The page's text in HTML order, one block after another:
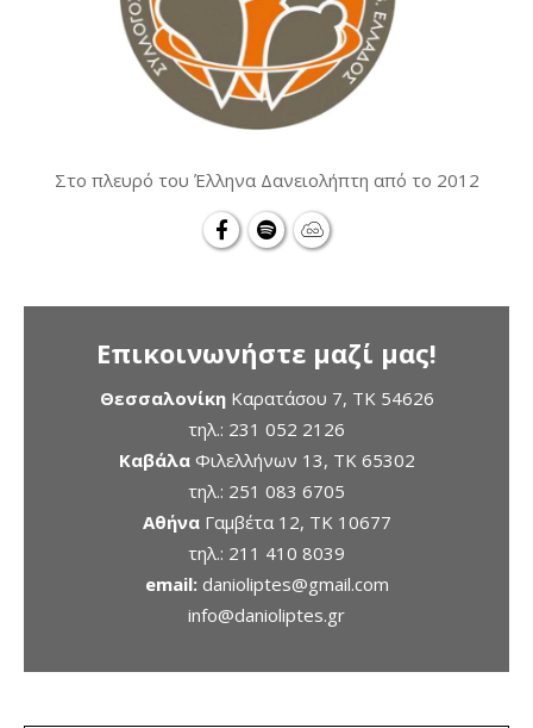
Στο πλευρό του Έλληνα Δανειολήπτη από το 2012
Επικοινωνήστε μαζί μας!
ΘεσσαλονίκηΚαρατάσου 7, TK 54626
τηλ.: 231 052 2126
ΚαβάλαΦιλελλήνων 13, ΤΚ 65302
τηλ.: 251 083 6705
ΑθήναΓαμβέτα 12, ΤΚ 10677
τηλ.: 211 410 8039
email: danioliptes@gmail.com
info@danioliptes.gr